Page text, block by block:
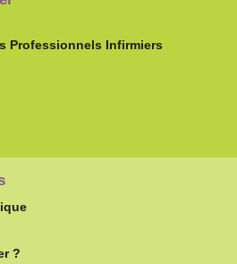
Professionnels Infirmiers
?